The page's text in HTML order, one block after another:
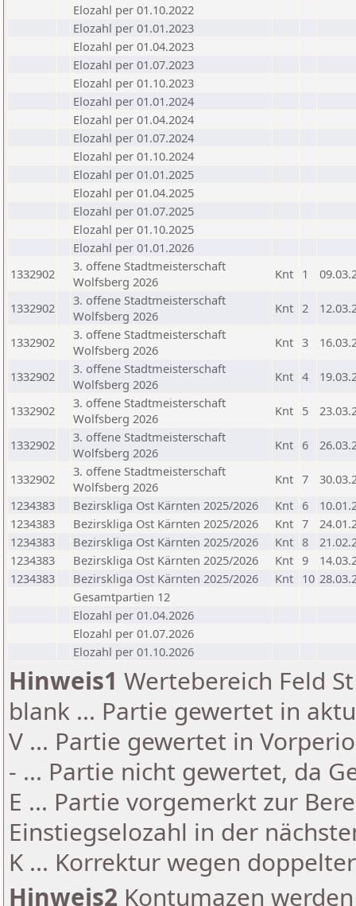
Elozahl per 01.10.2022
Elozahl per 01.01.2023
Elozahl per 01.04.2023
Elozahl per 01.07.2023
Elozahl per 01.10.2023
Elozahl per 01.01.2024
Elozahl per 01.04.2024
Elozahl per 01.07.2024
Elozahl per 01.10.2024
Elozahl per 01.01.2025
Elozahl per 01.04.2025
Elozahl per 01.07.2025
Elozahl per 01.10.2025
Elozahl per 01.01.2026
1332902
3. offene Stadtmeisterschaft
Wolfsberg 2026
Knt 1
1332902
3. offene Stadtmeisterschaft
Wolfsberg 2026
Knt 2
1332902
3. offene Stadtmeisterschaft
Wolfsberg 2026
Knt 3
1332902
3. offene Stadtmeisterschaft
Wolfsberg 2026
Knt 4
1332902
3. offene Stadtmeisterschaft
Wolfsberg 2026
Knt 5
1332902
3. offene Stadtmeisterschaft
Wolfsberg 2026
Knt 6
1332902
3. offene Stadtmeisterschaft
Wolfsberg 2026
Knt 7
1234383
Bezirskliga Ost Kärnten 2025/2026 Knt 6
1234383
Bezirskliga Ost Kärnten 2025/2026 Knt 7
1234383
Bezirskliga Ost Kärnten 2025/2026 Knt 8
1234383
Bezirskliga Ost Kärnten 2025/2026 Knt 9
1234383
Bezirskliga Ost Kärnten 2025/2026 Knt 10
Gesamtpartien 12
Elozahl per 01.04.2026
Elozahl per 01.07.2026
Elozahl per 01.10.2026
Hinweis1 Wertebereich Feld
blank ... Partie gewertet in
V ... Partie gewertet in
- ... Partie nicht gewertet, da
E ... Partie vorgemerkt zur
Einstiegselozahl in der
K ... Korrektur wegen
Hinweis2 Kontumazen